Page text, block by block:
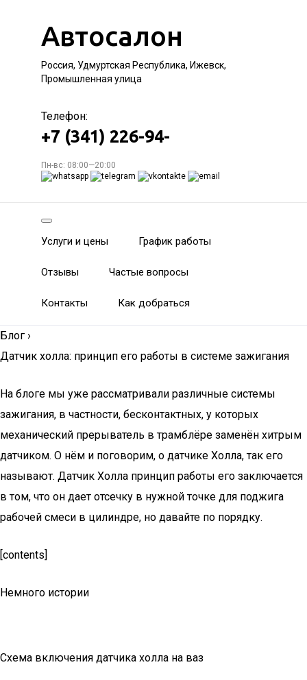
Автосалон
Россия, Удмуртская Республика, Ижевск,
Промышленная улица
Телефон:
+7 (341) 226-94-
Пн-вс: 08:00—20:00
Услуги и цены График работы
Отзывы Частые вопросы
Контакты Как добраться
Блог ›
Датчик холла: принцип его работы в системе зажигания
На блоге мы уже рассматривали различные системы
зажигания, в частности, бесконтактных, у которых
механический прерыватель в трамблёре заменён хитрым
датчиком. О нём и поговорим, о датчике Холла, так его
называют. Датчик Холла принцип работы его заключается
в том, что он дает отсечку в нужной точке для поджига
рабочей смеси в цилиндре, но давайте по порядку.
[contents]
Немного истории
Схема включения датчика холла на ваз